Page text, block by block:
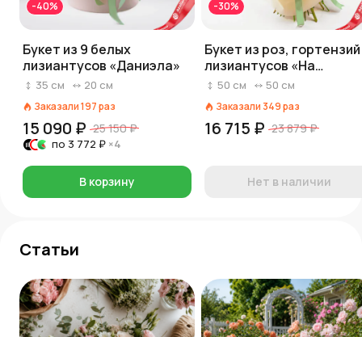
-40%
Букет из 9 белых
лизиантусов «Даниэла»
35 см 20 см
Заказали197раз
15 090 ₽ 25 150 ₽
по 3 772 ₽ ×4
В корзину
-30%
Букет из роз,
лизиантусов «На
счастье»
50 см 50 см
Заказали 349раз
16 715 ₽ 23 879 ₽
Нет в наличии
Статьи